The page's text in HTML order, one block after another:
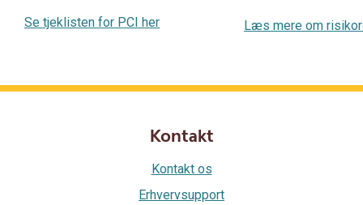
Se tjeklisten for PCI her Læs mere om
Kontakt
Kontakt os
Erhvervsupport